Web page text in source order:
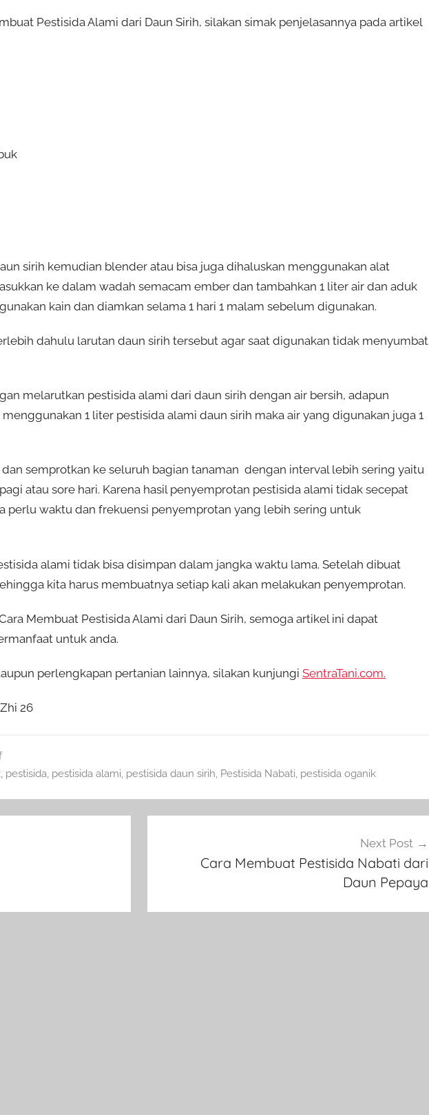
Pestisida Alami dari Daun Sirih, silakan simak penjelasannya pada artikel
sirih kemudian blender atau bisa juga dihaluskan menggunakan alat
ke dalam wadah semacam ember dan tambahkan 1 liter air dan aduk
kain dan diamkan selama 1 hari 1 malam sebelum digunakan.
dahulu larutan daun sirih tersebut agar saat digunakan tidak menyumbat
melarutkan pestisida alami dari daun sirih dengan air bersih, adapun
menggunakan 1 liter pestisida alami daun sirih maka air yang digunakan juga 1
semprotkan ke seluruh bagian tanaman dengan interval lebih sering yaitu
atau sore hari. Karena hasil penyemprotan pestisida alami tidak secepat
perlu waktu dan frekuensi penyemprotan yang lebih sering untuk
alami tidak bisa disimpan dalam jangka waktu lama. Setelah dibuat
kita harus membuatnya setiap kali akan melakukan penyemprotan.
Membuat Pestisida Alami dari Daun Sirih, semoga artikel ini dapat
untuk anda.
perlengkapan pertanian lainnya, silakan kunjungi SentraTani.com.
26
, pestisida, pestisida alami, pestisida daun sirih, Pestisida Nabati, pestisida oganik
Next Post
Cara Membuat Pestisida Nabati dari
Daun Pepaya